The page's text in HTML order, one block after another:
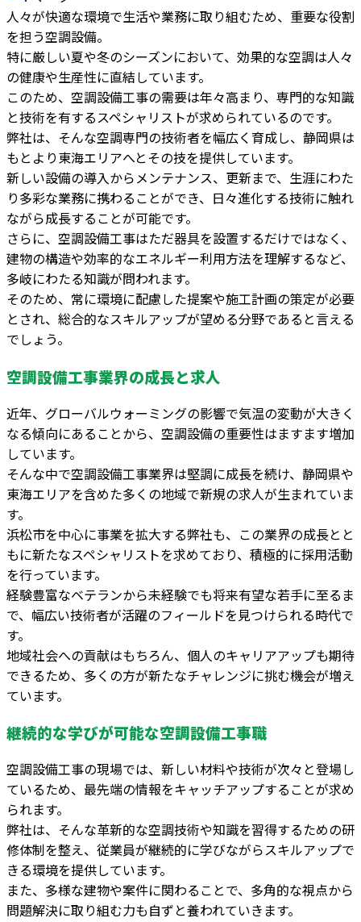
人々が快適な環境で生活や業務に取り組むため、重要な役割
を担う空調設備。
特に厳しい夏や冬のシーズンにおいて、効果的な空調は人々
の健康や生産性に直結しています。
このため、空調設備工事の需要は年々高まり、専門的な知識
と技術を有するスペシャリストが求められているのです。
弊社は、そんな空調専門の技術者を幅広く育成し、静岡県は
もとより東海エリアへとその技を提供しています。
新しい設備の導入からメンテナンス、更新まで、生涯にわた
り多彩な業務に携わることができ、日々進化する技術に触れ
ながら成長することが可能です。
さらに、空調設備工事はただ器具を設置するだけではなく、
建物の構造や効率的なエネルギー利用方法を理解するなど、
多岐にわたる知識が問われます。
そのため、常に環境に配慮した提案や施工計画の策定が必要
とされ、総合的なスキルアップが望める分野であると言える
でしょう。
空調設備工事業界の成長と求人
近年、グローバルウォーミングの影響で気温の変動が大きく
なる傾向にあることから、空調設備の重要性はますます増加
しています。
そんな中で空調設備工事業界は堅調に成長を続け、静岡県や
東海エリアを含めた多くの地域で新規の求人が生まれていま
す。
浜松市を中心に事業を拡大する弊社も、この業界の成長とと
もに新たなスペシャリストを求めており、積極的に採用活動
を行っています。
経験豊富なベテランから未経験でも将来有望な若手に至るま
で、幅広い技術者が活躍のフィールドを見つけられる時代で
す。
地域社会への貢献はもちろん、個人のキャリアアップも期待
できるため、多くの方が新たなチャレンジに挑む機会が増え
ています。
継続的な学びが可能な空調設備工事職
空調設備工事の現場では、新しい材料や技術が次々と登場し
ているため、最先端の情報をキャッチアップすることが求め
られます。
弊社は、そんな革新的な空調技術や知識を習得するための研
修体制を整え、従業員が継続的に学びながらスキルアップで
きる環境を提供しています。
また、多様な建物や案件に関わることで、多角的な視点から
問題解決に取り組む力も自ずと養われていきます。